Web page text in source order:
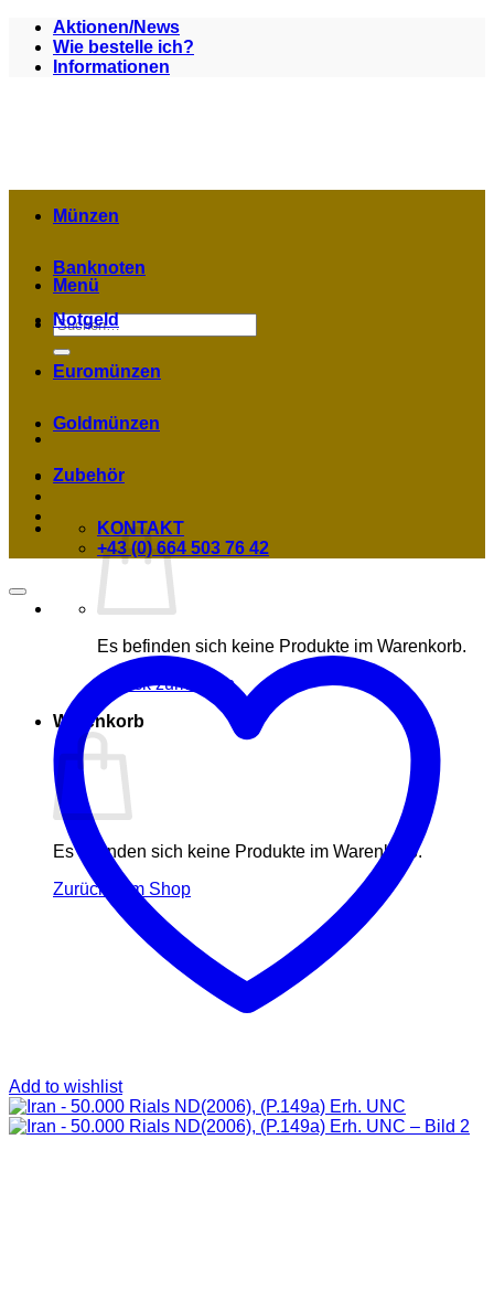
Zum
Inhalt
springen
Aktionen/News
Wie bestelle ich?
Informationen
Menü
Suchen
nach:
Es befinden sich keine Produkte im Warenkorb.
Zurück zum Shop
Warenkorb
Es befinden sich keine Produkte im Warenkorb.
Zurück zum Shop
Münzen
Banknoten
Notgeld
Euromünzen
Goldmünzen
Zubehör
KONTAKT
+43 (0) 664 503 76 42
Add to wishlist